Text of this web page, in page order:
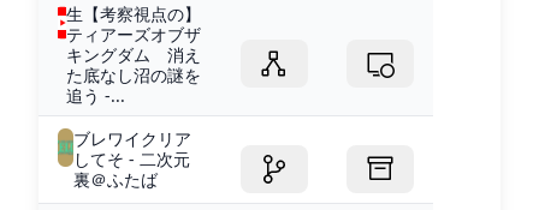
生【考察視点の】
ティアーズオブザ
キングダム 消え
た底なし沼の謎を
追う -...
ブレワイクリア
してそ - 二次元
裏＠ふたば